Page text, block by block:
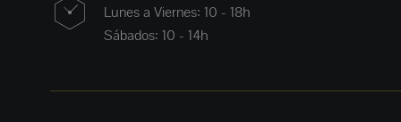
Lunes a Viernes: 10 - 18h
Sábados: 10 - 14h